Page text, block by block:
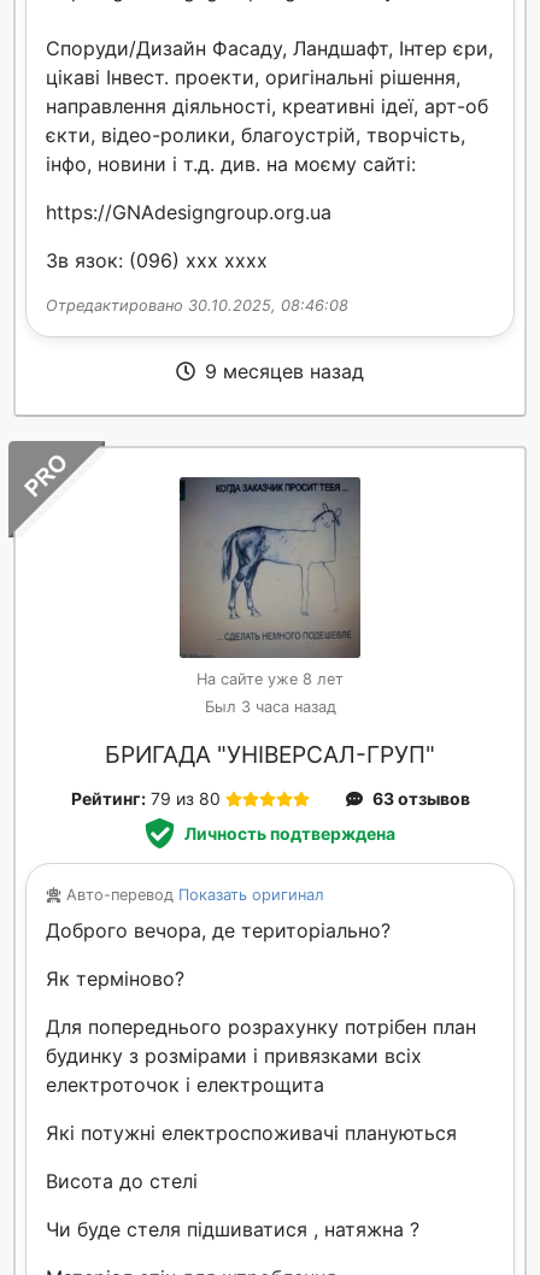
Споруди/Дизайн Фасаду, Ландшафт, Інтер єри,
цікаві Інвест. проекти, оригінальні рішення,
направлення діяльності, креативні ідеї, арт-об
єкти, відео-ролики, благоустрій, творчість,
інфо, новини і т.д. див. на моєму сайті:
https://GNAdesigngroup.org.ua
Зв язок: (096) xxx xxxx
Отредактировано 30.10.2025, 08:46:08
9 месяцев назад
На сайте уже 8 лет
Был 3 часа назад
БРИГАДА "УНІВЕРСАЛ-ГРУП"
Рейтинг: 79 из 80
63 отзывов
Личность подтверждена
Авто-перевод Показать оригинал
Доброго вечора, де територіально?
Як терміново?
Для попереднього розрахунку потрібен план
будинку з розмірами і привязками всіх
електроточок і електрощита
Які потужні електроспоживачі плануються
Висота до стелі
Чи буде стеля підшиватися , натяжна ?